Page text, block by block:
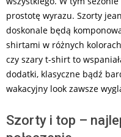
prostotę wyrazu. Szorty
doskonale będą
shirtami w różnych
czy szary t-shirt to
dodatki, klasyczne bądź
wakacyjny look zawsze
Szorty i top –